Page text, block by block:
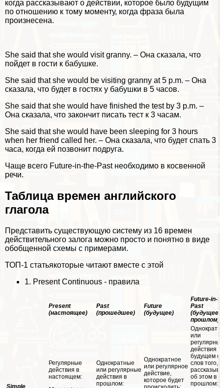
когда рассказывают о действии, которое было будущим
по отношению к тому моменту, когда фраза была
произнесена.
She said that she would visit granny. – Она сказала, что
пойдет в гости к бабушке.
She said that she would be visiting granny at 5 p.m. – Она
сказала, что будет в гостях у бабушки в 5 часов.
She said that she would have finished the test by 3 p.m. –
Она сказала, что закончит писать тест к 3 часам.
She said that she would have been sleeping for 3 hours
when her friend called her. – Она сказала, что будет спать 3
часа, когда ей позвонит подруга.
Чаще всего Future-in-the-Past необходимо в косвенной
речи.
Таблица времен английского
глагола
Представить существующую систему из 16 времен
действительного залога можно просто и понятно в виде
обобщенной схемы с примерами.
ТОП-1 статьякоторые читают вместе с этой
1. Present Continuous - правила
Present
(настоящее)
Past
(прошедшее)
Future
(будущее)
Future-in-
Past
(будущее
прошлом)
Simple
Регулярные
действия в
настоящем:
Однократные
или регулярные
действия в
прошлом:
Однократное
или регулярное
действие,
которое будет
или
действия
будущем
слов того,
об этом в
прошлом: